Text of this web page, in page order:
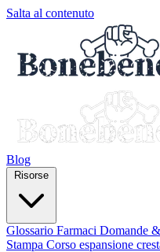
Salta al contenuto
Blog
Glossario Farmaci Domande
Stampa Corso espansione